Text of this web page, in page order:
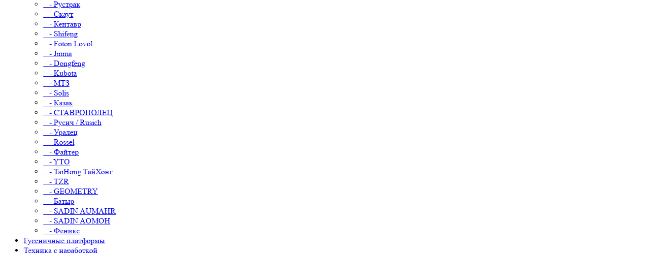
- Рустрак
- Скаут
- Кентавр
- Shifeng
- Foton Lovol
- Jinma
- Dongfeng
- Kubota
- МТЗ
- Solis
- Казак
- СТАВРОПОЛЕЦ
- Русич / Rusich
- Уралец
- Rossel
- Файтер
- YTO
- TaiHong|ТайХонг
- TZR
- GEOMETRY
- Батыр
- SADIN AUMAHR
- SADIN AOMOH
- Феникс
Гусеничные платформы
Техника с наработкой